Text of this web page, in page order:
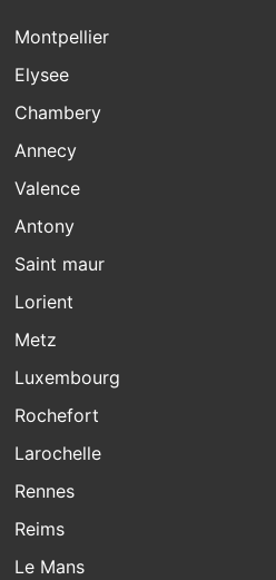
Montpellier
Elysee
Chambery
Annecy
Valence
Antony
Saint maur
Lorient
Metz
Luxembourg
Rochefort
Larochelle
Rennes
Reims
Le Mans